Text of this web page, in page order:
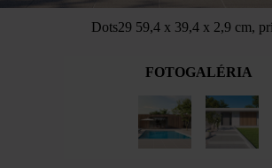
Dots29 59,4 x 39,4 x 2,9 cm,
FOTOGALÉRIA